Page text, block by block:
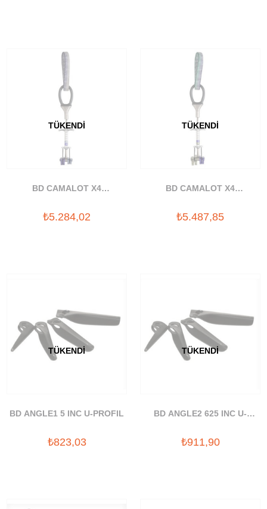
TÜKENDI
BD CAMALOT X4
₺5.284,02
TÜKENDI
BD CAMALOT X4
₺5.487,85
TÜKENDI
BD ANGLE1 5 INC U-PROFIL
₺823,03
TÜKENDI
BD ANGLE2 625 INC U-
₺911,90